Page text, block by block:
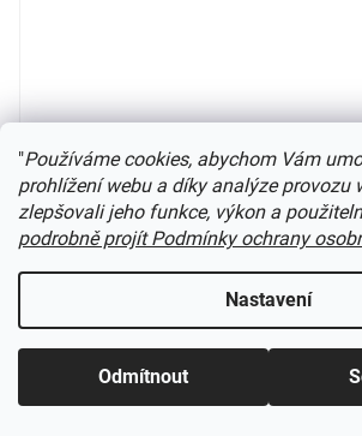
"Používáme cookies, abychom Vám
prohlížení webu a díky analýze provozu
zlepšovali jeho funkce, výkon a
podrobně projít Podmínky ochrany
Nastavení
Odmítnout
TT - Plošinový vůz Ks 3300 s bagrem